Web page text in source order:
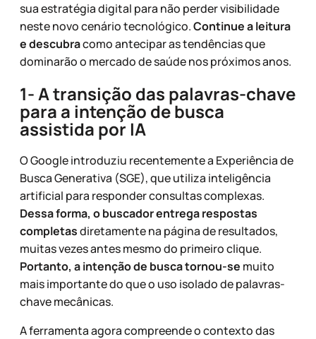
sua estratégia digital para não perder visibilidade
neste novo cenário tecnológico.Continue a leitura
e descubracomo antecipar as tendências que
dominarão o mercado de saúde nos próximos anos.
1- A transição das palavras-chave
para a intenção de busca
assistida por IA
O Google introduziu recentemente a Experiência de
Busca Generativa (SGE), que utiliza inteligência
artificial para responder consultas complexas.
Dessa forma, o buscador entrega respostas
completasdiretamente na página de resultados,
muitas vezes antes mesmo do primeiro clique.
Portanto, a intenção de busca tornou-se muito
mais importante do que o uso isolado de palavras-
chave mecânicas.
A ferramenta agora compreende o contexto das